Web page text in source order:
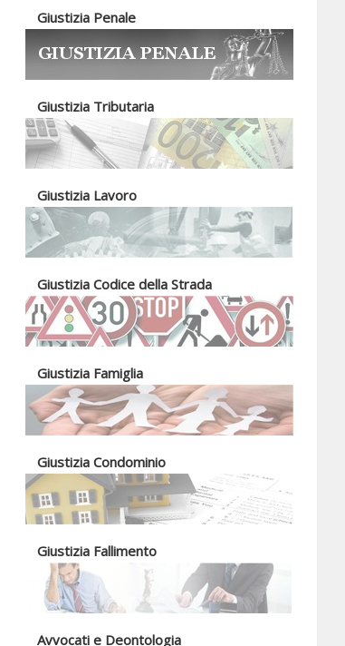
Giustizia Penale
Giustizia Tributaria
Giustizia Lavoro
Giustizia Codice della Strada
Giustizia Famiglia
Giustizia Condominio
Giustizia Fallimento
Avvocati e Deontologia